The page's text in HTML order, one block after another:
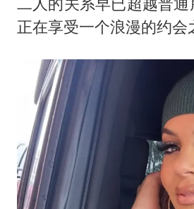
正在享受一个浪漫的约会